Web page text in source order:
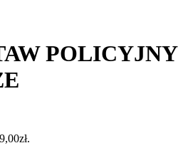
POLICYJNY
zł.